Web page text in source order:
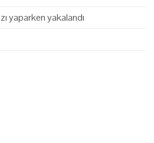
yaparken yakalandı